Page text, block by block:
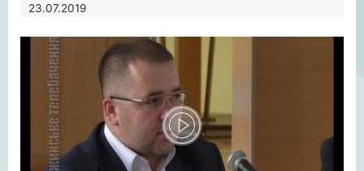
23.07.2019